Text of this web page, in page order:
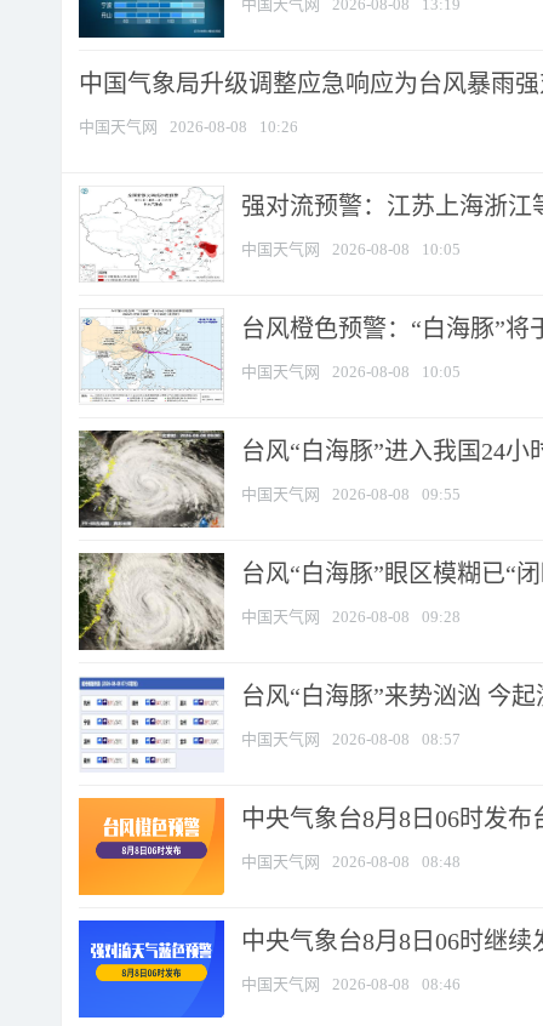
中国天气网 2026-08-08 13:19
中国气象局升级调整应急响应为台风暴雨
中国天气网 2026-08-08 10:26
强对流预警：江苏上海浙江
中国天气网 2026-08-08 10:05
台风橙色预警：“白海豚”将
中国天气网 2026-08-08 10:05
台风“白海豚”进入我国24
中国天气网 2026-08-08 09:55
台风“白海豚”眼区模糊已“
中国天气网 2026-08-08 09:28
台风“白海豚”来势汹汹 今
中国天气网 2026-08-08 08:57
中央气象台8月8日06时发布
中国天气网 2026-08-08 08:48
中央气象台8月8日06时继
中国天气网 2026-08-08 08:46